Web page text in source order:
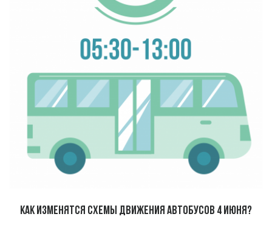
Как изменятся схемы движения автобусов 4 июня?